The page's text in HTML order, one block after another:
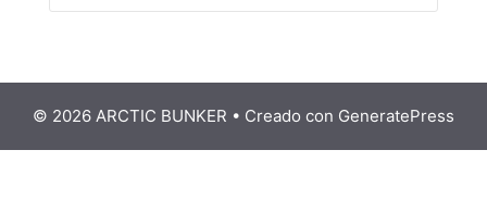
© 2026 ARCTIC BUNKER • Creado con GeneratePress